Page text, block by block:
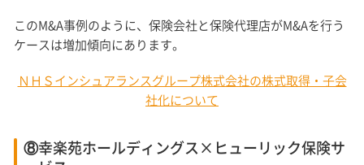
このM&A事例のように、保険会社と保険代理店がM&Aを行う
ケースは増加傾向にあります。
ＮＨＳインシュアランスグループ株式会社の株式取得・子会
社化について
⑧幸楽苑ホールディングス×ヒューリック保険サ